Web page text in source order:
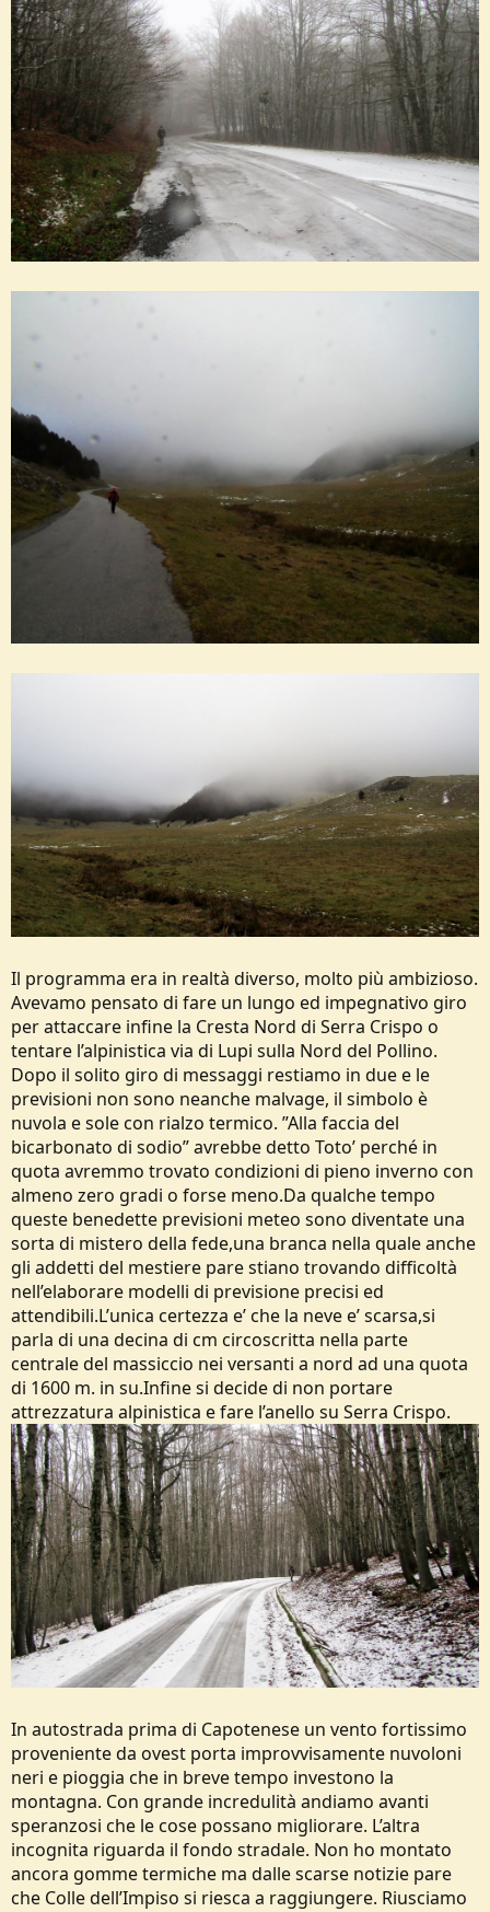
Il programma era in realtà diverso, molto più ambizioso.
Avevamo pensato di fare un lungo ed impegnativo giro
per attaccare infine la Cresta Nord di Serra Crispo o
tentare l’alpinistica via di Lupi sulla Nord del Pollino.
Dopo il solito giro di messaggi restiamo in due e le
previsioni non sono neanche malvage, il simbolo è
nuvola e sole con rialzo termico. ”Alla faccia del
bicarbonato di sodio” avrebbe detto Toto’ perché in
quota avremmo trovato condizioni di pieno inverno con
almeno zero gradi o forse meno.Da qualche tempo
queste benedette previsioni meteo sono diventate una
sorta di mistero della fede,una branca nella quale anche
gli addetti del mestiere pare stiano trovando difficoltà
nell’elaborare modelli di previsione precisi ed
attendibili.L’unica certezza e’ che la neve e’ scarsa,si
parla di una decina di cm circoscritta nella parte
centrale del massiccio nei versanti a nord ad una quota
di 1600 m. in su.Infine si decide di non portare
attrezzatura alpinistica e fare l’anello su Serra Crispo.
In autostrada prima di Capotenese un vento fortissimo
proveniente da ovest porta improvvisamente nuvoloni
neri e pioggia che in breve tempo investono la
montagna. Con grande incredulità andiamo avanti
speranzosi che le cose possano migliorare. L’altra
incognita riguarda il fondo stradale. Non ho montato
ancora gomme termiche ma dalle scarse notizie pare
che Colle dell’Impiso si riesca a raggiungere. Riusciamo